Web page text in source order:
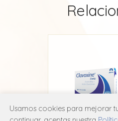
Usamos cookies para mejorar